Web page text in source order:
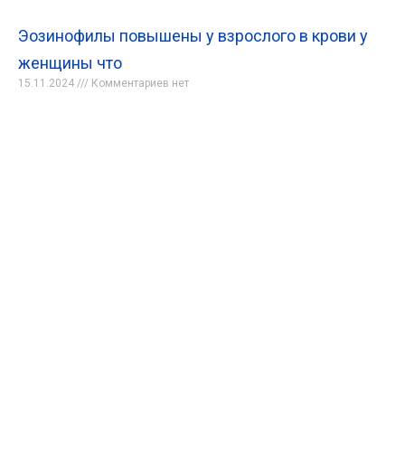
Эозинофилы повышены у взрослого в крови у
женщины что
15.11.2024 Комментариев нет